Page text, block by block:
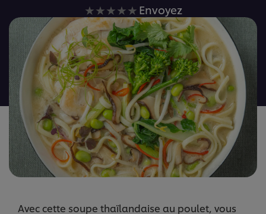
Aucune
évaluation
soumise
pour
ce
recipe
Envoyez
Avec cette soupe thaïlandaise au poulet, vous